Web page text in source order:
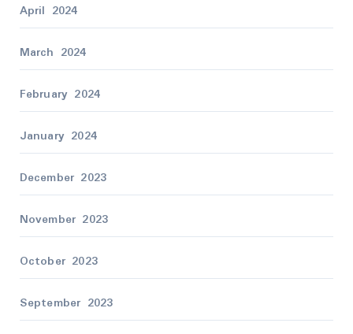
April 2024
March 2024
February 2024
January 2024
December 2023
November 2023
October 2023
September 2023